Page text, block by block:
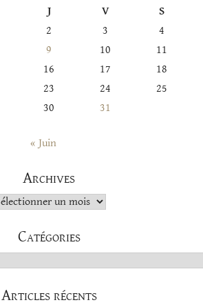
J V S
2 3 4
9 10 11
16 17 18
23 24 25
30 31
« Juin
Archives
Catégories
Articles récents